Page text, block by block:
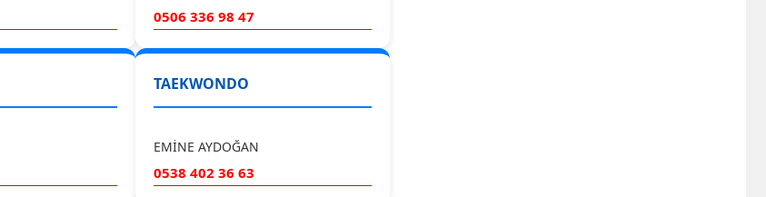
0506 336 98 47
TAEKWONDO
EMİNE AYDOĞAN
0538 402 36 63